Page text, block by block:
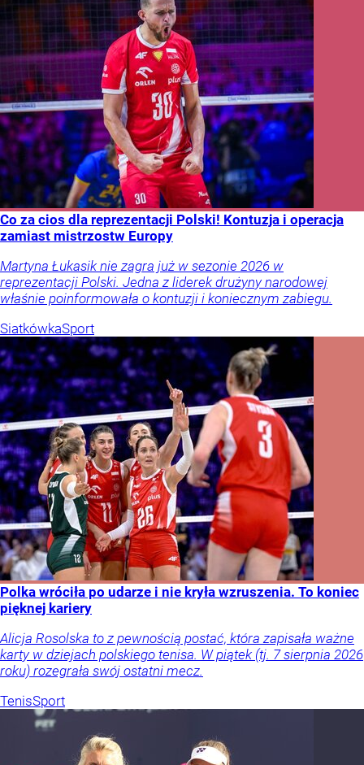
Co za cios dla reprezentacji Polski! Kontuzja i operacja
zamiast mistrzostw Europy
Martyna Łukasik nie zagra już w sezonie 2026 w
reprezentacji Polski. Jedna z liderek drużyny narodowej
właśnie poinformowała o kontuzji i koniecznym zabiegu.
SiatkówkaSport
Polka wróciła po udarze i nie kryła wzruszenia. To koniec
pięknej kariery
Alicja Rosolska to z pewnością postać, która zapisała ważne
karty w dziejach polskiego tenisa. W piątek (tj. 7 sierpnia 2026
roku) rozegrała swój ostatni mecz.
TenisSport